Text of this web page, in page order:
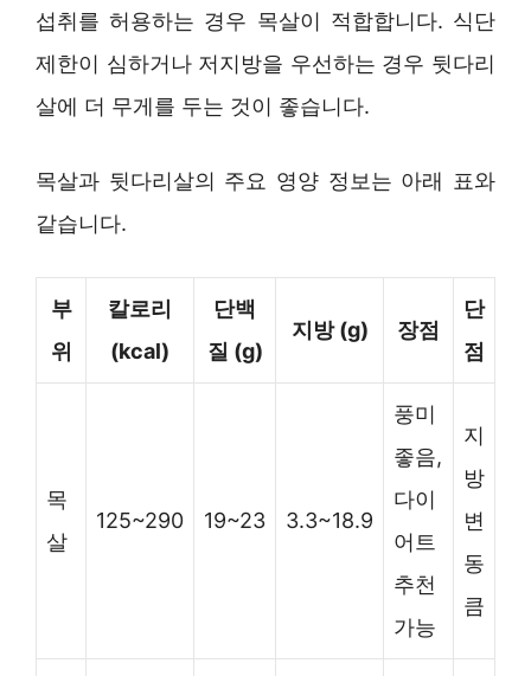
섭취를 허용하는 경우 목살이 적합합니다. 식단
제한이 심하거나 저지방을 우선하는 경우 뒷다리
살에 더 무게를 두는 것이 좋습니다.
목살과 뒷다리살의 주요 영양 정보는 아래 표와
같습니다.
부
위
칼로리
(kcal)
단백
질 (g)
지방 (g) 장점
단
점
목
살
125~290 19~23 3.3~18.9
풍미
좋음,
다이
어트
추천
가능
지
방
변
동
큼